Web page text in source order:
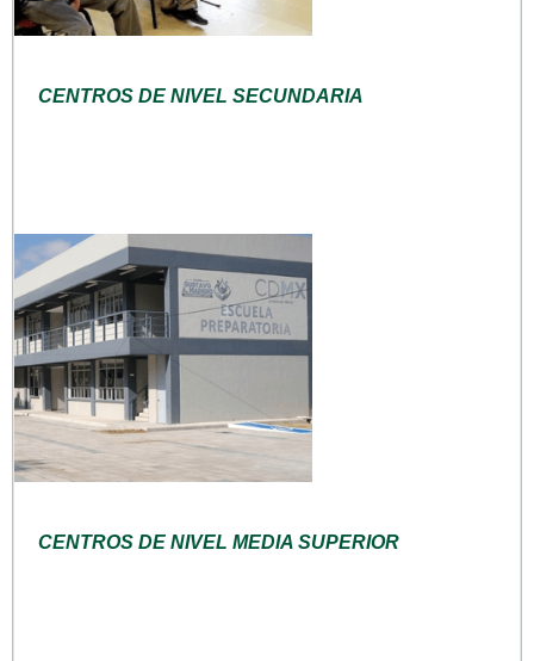
CENTROS DE NIVEL SECUNDARIA
CENTROS DE NIVEL MEDIA SUPERIOR